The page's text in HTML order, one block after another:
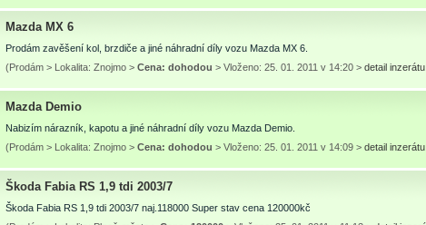
Mazda MX 6
Prodám zavěšení kol, brzdiče a jiné náhradní díly vozu Mazda MX 6.
(Prodám > Lokalita: Znojmo > Cena: dohodou > Vloženo: 25. 01. 2011 v 14:20 > detail
Mazda Demio
Nabizím nárazník, kapotu a jiné náhradní díly vozu Mazda Demio.
(Prodám > Lokalita: Znojmo > Cena: dohodou > Vloženo: 25. 01. 2011 v 14:09 > detail
Škoda Fabia RS 1,9 tdi 2003/7
Škoda Fabia RS 1,9 tdi 2003/7 naj.118000 Super stav cena 120000kč